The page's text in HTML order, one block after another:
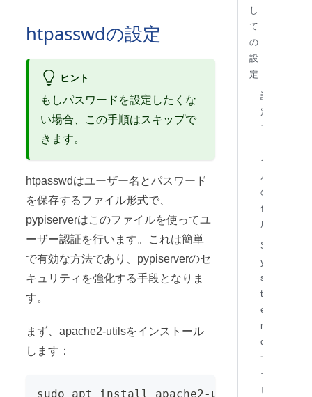
htpasswdの設定
ヒント
もしパスワードを設定したくな
い場合、この手順はスキップで
きます。
htpasswdはユーザー名とパスワード
を保存するファイル形式で、
pypiserverはこのファイルを使ってユ
ーザー認証を行います。これは簡単
で有効な方法であり、pypiserverのセ
キュリティを強化する手段となりま
す。
まず、apache2-utilsをインストール
します：
sudo apt install apache2-utils
し
て
の
設
定
設
定
フ
イ
ル
の
作
成
S
y
s
t
e
m
d
サ
ー
ビ